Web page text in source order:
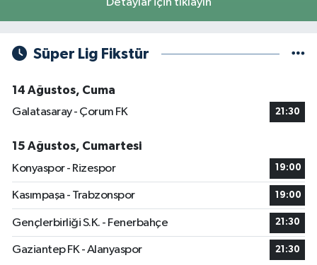
Süper Lig Fikstür
14 Ağustos, Cuma
Galatasaray - Çorum FK
21:30
15 Ağustos, Cumartesi
Konyaspor - Rizespor
19:00
Kasımpaşa - Trabzonspor 19:00
Gençlerbirliği S.K. - Fenerbahçe 21:30
Gaziantep FK - Alanyaspor 21:30